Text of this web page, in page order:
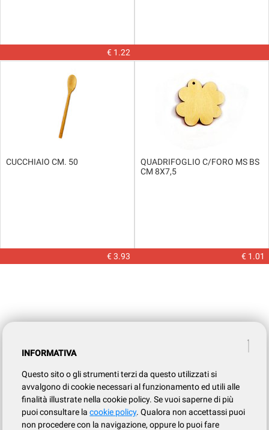
€ 1.22
CUCCHIAIO CM. 50
€ 3.93
QUADRIFOGLIO C/FORO MS BS
CM 8X7,5
€ 1.01
INFORMATIVA
Questo sito o gli strumenti terzi da questo utilizzati si
avvalgono di cookie necessari al funzionamento ed utili alle
finalità illustrate nella cookie policy. Se vuoi saperne di più
puoi consultare lacookie policy. Qualora non accettassi puoi
non procedere con la navigazione, oppure lo puoi fare